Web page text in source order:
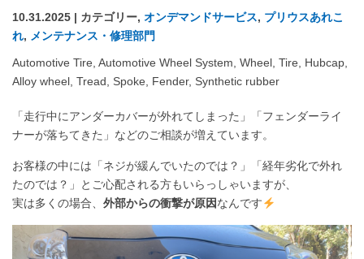
10.31.2025 | カテゴリー, オンデマンドサービス, プリウスあれこ
れ, メンテナンス・修理部門
「走行中にアンダーカバーが外れてしまった」「フェンダーライ
ナーが落ちてきた」などのご相談が増えています。
お客様の中には「ネジが緩んでいたのでは？」「経年劣化で外れ
たのでは？」とご心配される方もいらっしゃいますが、
実は多くの場合、 外部からの衝撃が原因なんです